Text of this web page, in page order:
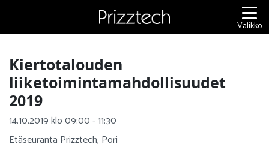
Valikko
Kiertotalouden
liiketoimintamahdollisuudet
2019
14.10.2019 klo 09:00 - 11:30
Etäseuranta Prizztech, Pori